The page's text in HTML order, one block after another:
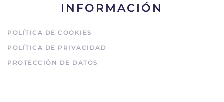
INFORMACIÓN
POLÍTICA DE COOKIES
POLÍTICA DE PRIVACIDAD
PROTECCIÓN DE DATOS